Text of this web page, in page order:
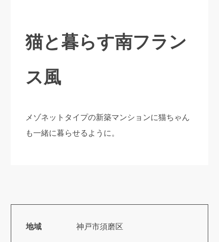
猫と暮らす南フラン
ス風
メゾネットタイプの新築マンションに猫ちゃん
も一緒に暮らせるように。
地域 神戸市須磨区